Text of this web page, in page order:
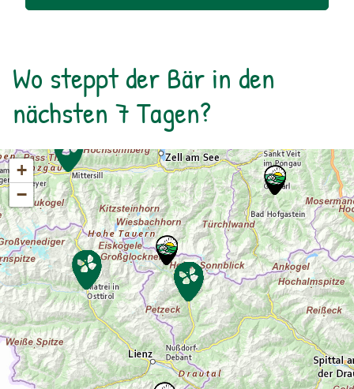
Wo steppt der Bär in den
nächsten 7 Tagen?
+
−